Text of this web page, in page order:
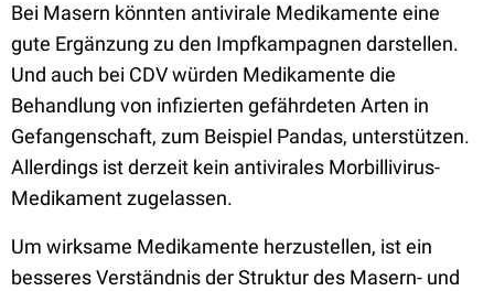
Bei Masern könnten antivirale Medikamente eine
gute Ergänzung zu den Impfkampagnen darstellen.
Und auch bei CDV würden Medikamente die
Behandlung von infizierten gefährdeten Arten in
Gefangenschaft, zum Beispiel Pandas, unterstützen.
Allerdings ist derzeit kein antivirales Morbillivirus-
Medikament zugelassen.
Um wirksame Medikamente herzustellen, ist ein
besseres Verständnis der Struktur des Masern- und